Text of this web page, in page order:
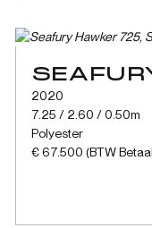
2020
7.25 / 2.60 / 0.50m
Polyester
€ 67.500 (BTW